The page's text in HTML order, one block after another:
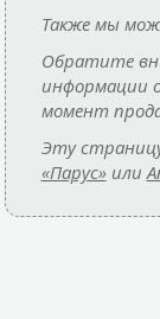
Также мы
Обратите
информации
момент
Эту
«Парус»или